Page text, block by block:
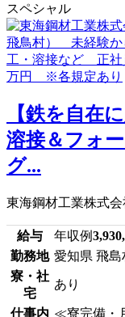
スペシャル
【鉄を自在
溶接＆フォ
グ...
東海鋼材工業株式会
給与 年収例
勤務地 愛知県 飛島
寮・社
宅
あり
仕事内 ≪寮完備・